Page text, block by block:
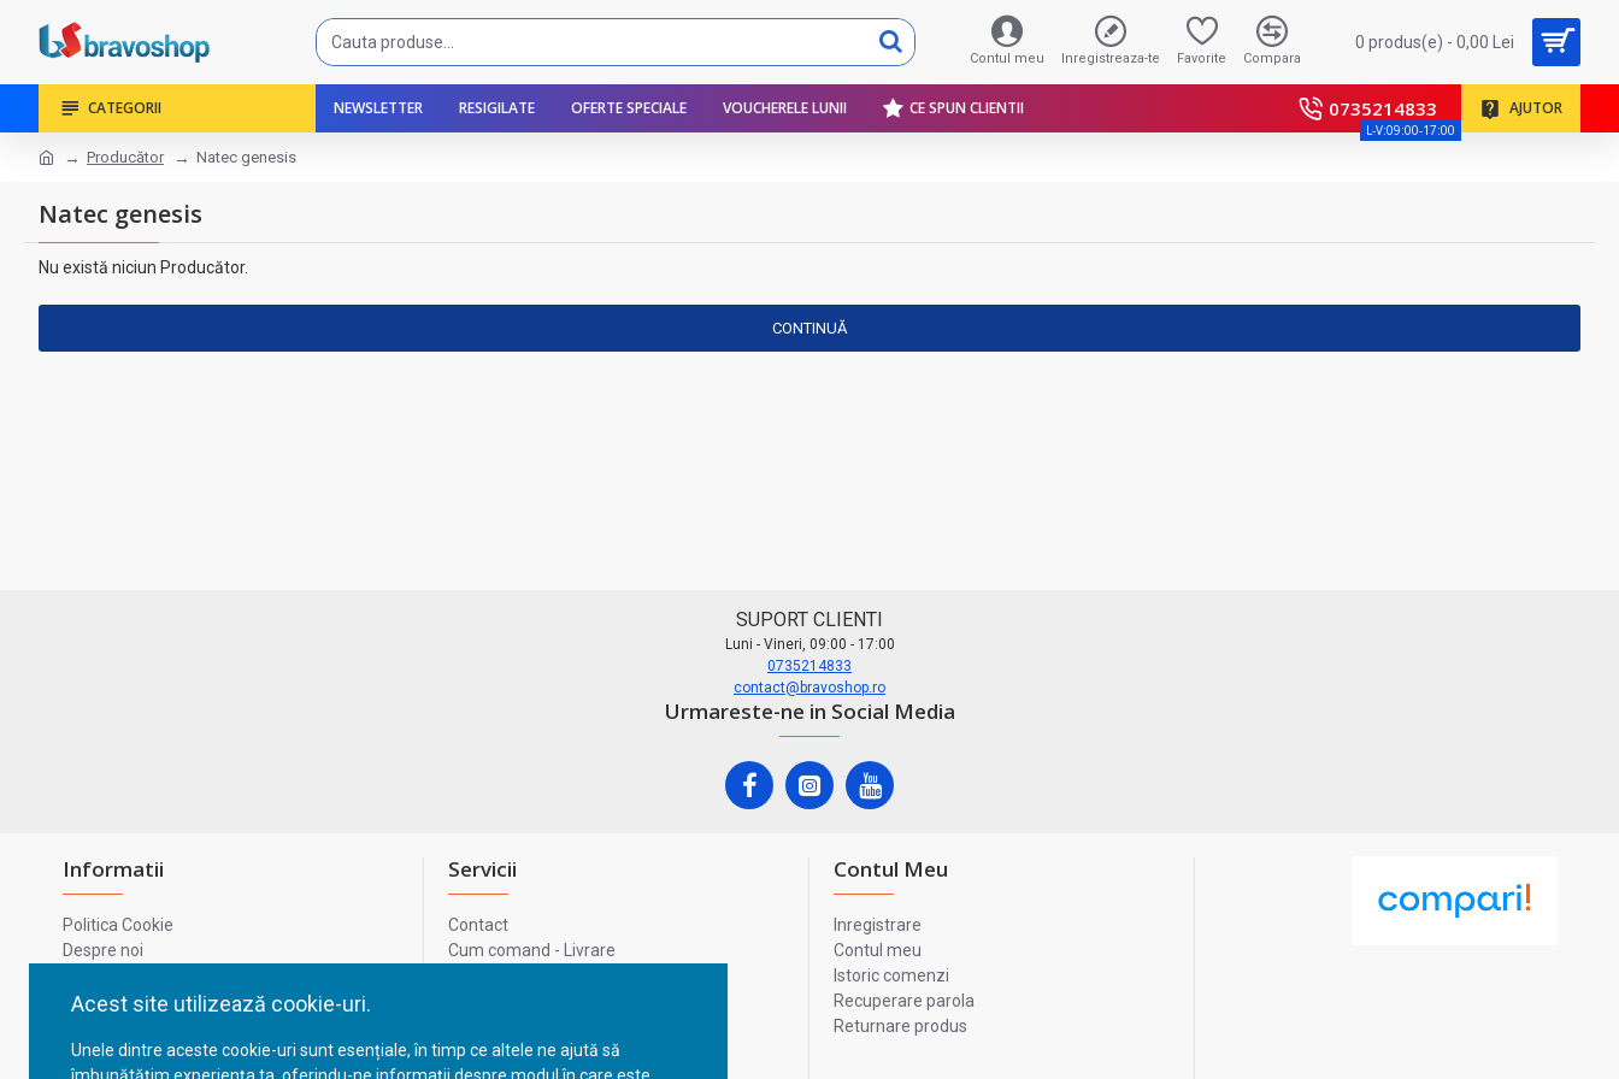
Acest site utilizează cookie-uri.
Unele dintre aceste cookie-uri sunt esențiale, în timp ce altele ne ajută să
Contul meu Inregistreaza-te Favorite Compara
0 produs(e) - 0,00 Lei
CATEGORII NEWSLETTER RESIGILATE OFERTE SPECIALE VOUCHERELE LUNII CE SPUN CLIENTII 0735214833
L-V:09:00-17:00
AJUTOR
Producător Natec genesis
Natec genesis
Nu există niciun Producător.
CONTINUĂ
SUPORT CLIENTI
Luni - Vineri, 09:00 - 17:00
0735214833
contact@bravoshop.ro
Urmareste-ne in Social Media
Informatii
Politica Cookie
Despre noi
Confidentialitate
GDPR - Datele tale
Servicii
Contact
Cum comand - Livrare
ANPC
Contul Meu
Inregistrare
Contul meu
Istoric comenzi
Recuperare parola
Returnare produs